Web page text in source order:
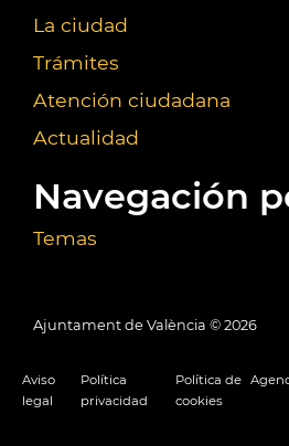
La ciudad
Trámites
Atención ciudadana
Actualidad
Navegación
Temas
Ajuntament de València © 2026
Aviso
legal
Política
privacidad
Política de
cookies